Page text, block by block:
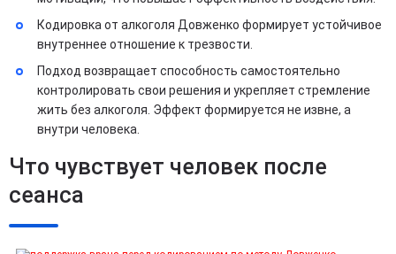
Кодировка от алкоголя Довженко формирует устойчивое
внутреннее отношение к трезвости.
Подход возвращает способность самостоятельно
контролировать свои решения и укрепляет стремление
жить без алкоголя. Эффект формируется не извне, а
внутри человека.
Что чувствует человек после
сеанса